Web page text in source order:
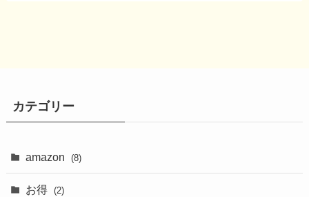
カテゴリー
amazon (8)
お得 (2)